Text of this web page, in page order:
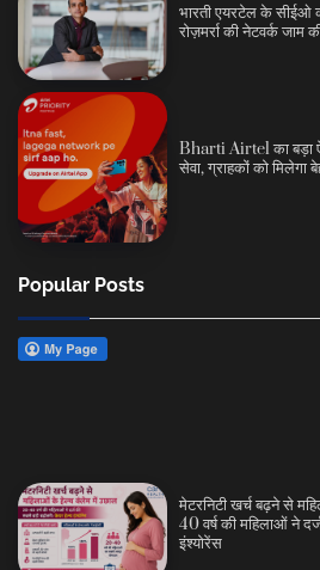
भारती एयरटेल के सीईओ
रोज़मर्रा की नेटवर्क जाम
Bharti Airtel का बड़ा
सेवा, ग्राहकों को मिलेगा
Popular Posts
मेटरनिटी खर्च बढ़ने से
40 वर्ष की महिलाओं ने
इंश्योरेंस